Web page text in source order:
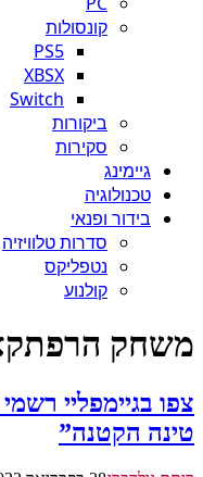
קונסולות
PS5
XBSX
Switch
ביקורות
סקירות
גיימינג
טכנולוגיה
בידור ופנאי
סדרות טלוויזיה
נטפליקס
קולנוע
משחק
צפו בגיימפליי
טינה הקטנה”